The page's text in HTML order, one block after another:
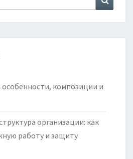
особенности, композиции и
организации: как
работу и защиту